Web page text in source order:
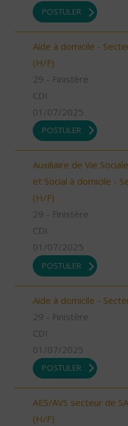
POSTULER
Aide à domicile -
(H/F)
29 - Finistère
CDI
01/07/2025
POSTULER
Auxiliaire de Vie
et Social à domicile -
(H/F)
29 - Finistère
CDI
01/07/2025
POSTULER
Aide à domicile -
29 - Finistère
CDI
01/07/2025
POSTULER
AES/AVS secteur de
(H/F)